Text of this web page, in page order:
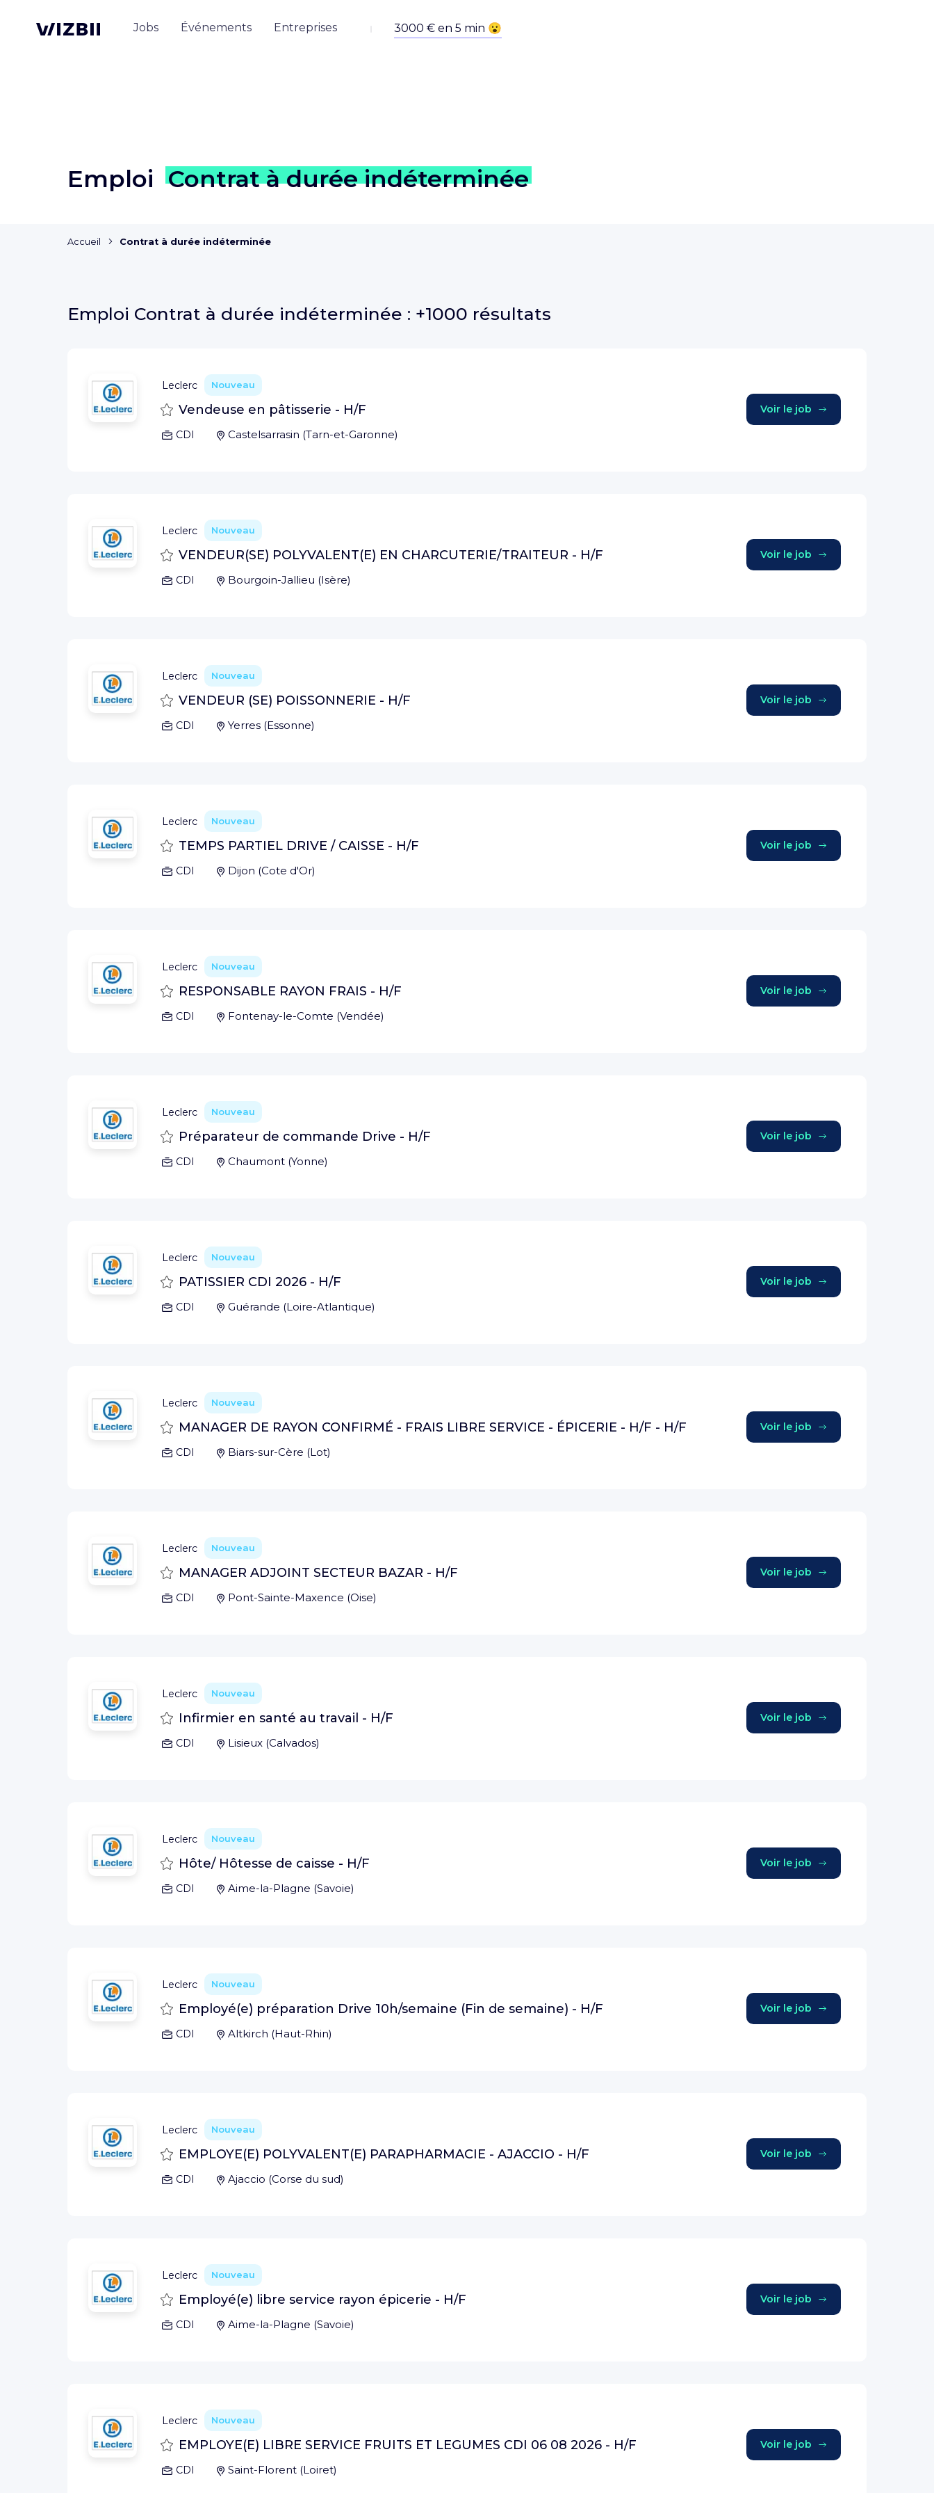
Jobs Événements Entreprises
Emploi Contrat à durée indéterminée
Accueil Contrat à durée indéterminée
Emploi Contrat à durée indéterminée : +1000 résultats
Leclerc Nouveau
Sauvegarder
Vendeuse en pâtisserie - H/F
CDI Castelsarrasin (Tarn-et-Garonne)
Voir le job
Leclerc Nouveau
Sauvegarder
VENDEUR(SE) POLYVALENT(E) EN CHARCUTERIE/TRAITEUR - H/F
CDI Bourgoin-Jallieu (Isère)
Voir le job
Leclerc Nouveau
Sauvegarder
VENDEUR (SE) POISSONNERIE - H/F
CDI Yerres(Essonne)
Voir le job
Leclerc Nouveau
Sauvegarder
TEMPS PARTIEL DRIVE / CAISSE - H/F
CDI Dijon (Cote d'Or)
Voir le job
Leclerc Nouveau
Sauvegarder
RESPONSABLE RAYON FRAIS - H/F
CDI Fontenay-le-Comte (Vendée)
Voir le job
Leclerc Nouveau
Sauvegarder
Préparateur de commande Drive - H/F
CDI Chaumont(Yonne)
Voir le job
Leclerc Nouveau
Sauvegarder
PATISSIER CDI 2026 - H/F
CDI Guérande (Loire-Atlantique)
Voir le job
Leclerc Nouveau
Sauvegarder
MANAGER DE RAYON CONFIRMÉ - FRAIS LIBRE SERVICE - ÉPICERIE - H/F - H/F
CDI Biars-sur-Cère (Lot)
Voir le job
Leclerc Nouveau
Sauvegarder
MANAGER ADJOINT SECTEUR BAZAR - H/F
CDI Pont-Sainte-Maxence (Oise)
Voir le job
Leclerc Nouveau
Sauvegarder
Infirmier en santé au travail - H/F
CDI Lisieux(Calvados)
Voir le job
Leclerc Nouveau
Sauvegarder
Hôte/ Hôtesse de caisse - H/F
CDI Aime-la-Plagne (Savoie)
Voir le job
Leclerc Nouveau
Sauvegarder
Employé(e) préparation Drive 10h/semaine (Fin de semaine) - H/F
CDI Altkirch (Haut-Rhin)
Voir le job
Leclerc Nouveau
Sauvegarder
EMPLOYE(E) POLYVALENT(E) PARAPHARMACIE - AJACCIO - H/F
CDI Ajaccio (Corse du sud)
Voir le job
Leclerc Nouveau
Sauvegarder
Employé(e) libre service rayon épicerie - H/F
CDI Aime-la-Plagne (Savoie)
Voir le job
Leclerc Nouveau
Sauvegarder
EMPLOYE(E) LIBRE SERVICE FRUITS ET LEGUMES CDI 06 08 2026 - H/F
CDI Saint-Florent(Loiret)
Voir le job